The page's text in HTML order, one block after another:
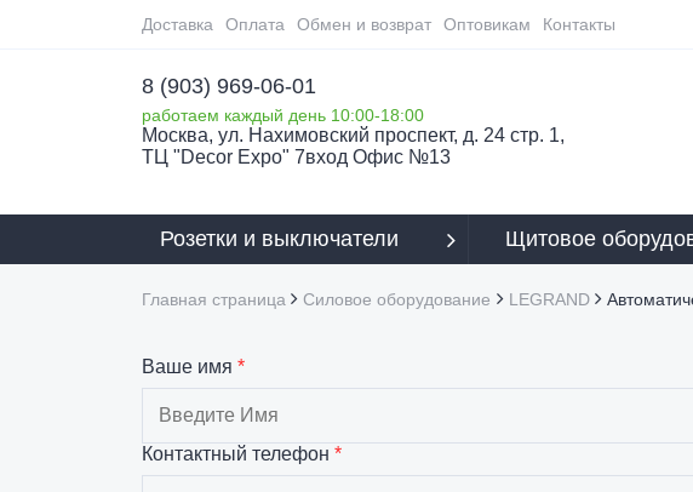
Доставка Оплата Обмен и возврат Оптовикам Контакты
8 (903) 969-06-01
работаем каждый день 10:00-18:00
Москва, ул. Нахимовский проспект, д. 24 стр. 1,
ТЦ "Decor Expo" 7вход Офис №13
Розетки и выключатели Щитовое
Главная страница Силовое оборудование LEGRAND
Ваше имя *
Контактный телефон *